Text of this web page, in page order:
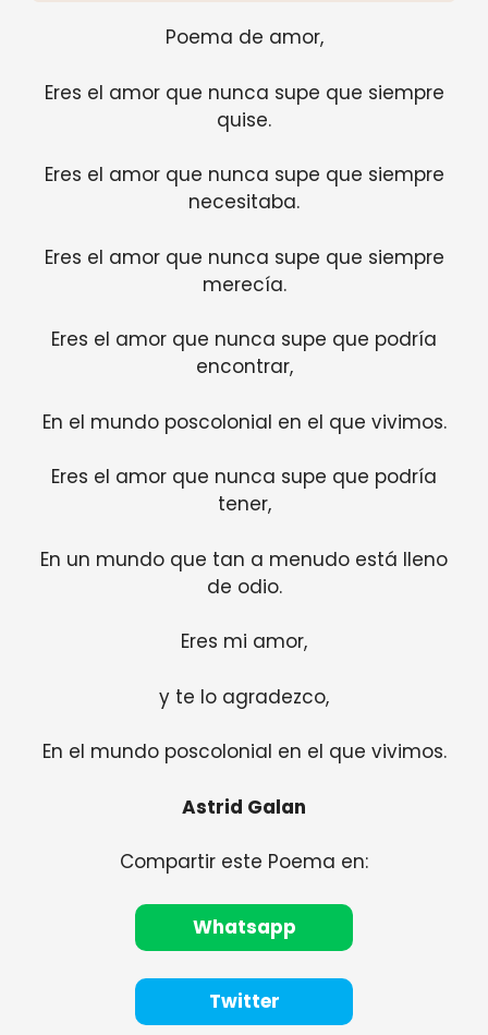
Poema de amor,
Eres el amor que nunca supe que siempre
quise.
Eres el amor que nunca supe que siempre
necesitaba.
Eres el amor que nunca supe que siempre
merecía.
Eres el amor que nunca supe que podría
encontrar,
En el mundo poscolonial en el que vivimos.
Eres el amor que nunca supe que podría
tener,
En un mundo que tan a menudo está lleno
de odio.
Eres mi amor,
y te lo agradezco,
En el mundo poscolonial en el que vivimos.
Astrid Galan
Compartir este Poema en:
Whatsapp
Twitter